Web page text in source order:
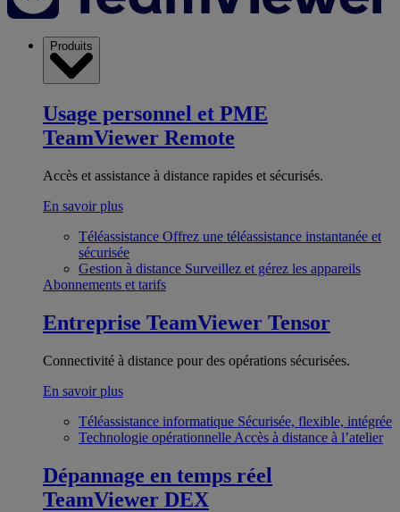
Produits
Usage personnel et PME
TeamViewer Remote
Accès et assistance à distance rapides et sécurisés.
En savoir plus
Téléassistance Offrez une téléassistance instantanée et
sécurisée
Gestion à distance Surveillez et gérez les appareils
Abonnements et tarifs
Entreprise TeamViewer Tensor
Connectivité à distance pour des opérations sécurisées.
En savoir plus
Téléassistance informatique Sécurisée, flexible, intégrée
Technologie opérationnelle Accès à distance à l’atelier
Dépannage en temps réel
TeamViewer DEX